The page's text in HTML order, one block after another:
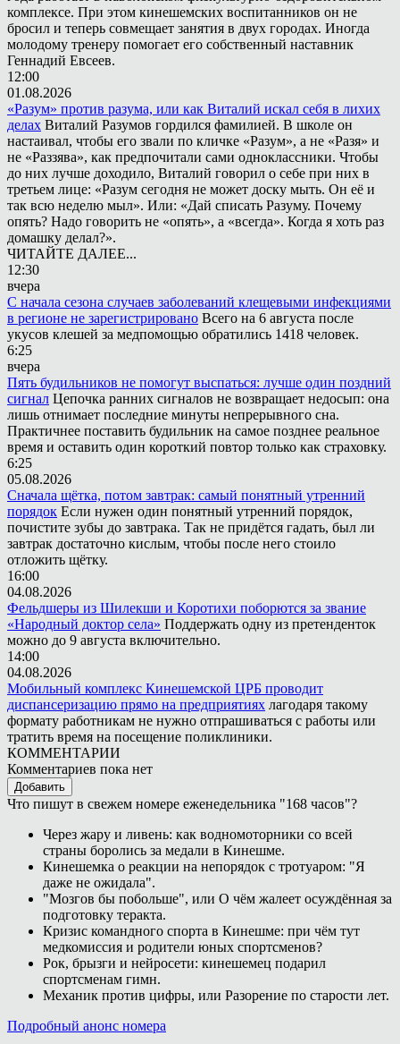
комплексе. При этом кинешемских воспитанников он не
бросил и теперь совмещает занятия в двух городах. Иногда
молодому тренеру помогает его собственный наставник
Геннадий Евсеев.
12:00
01.08.2026
«Разум» против разума, или как Виталий искал себя в лихих
делах Виталий Разумов гордился фамилией. В школе он
настаивал, чтобы его звали по кличке «Разум», а не «Разя» и
не «Раззява», как предпочитали сами одноклассники. Чтобы
до них лучше доходило, Виталий говорил о себе при них в
третьем лице: «Разум сегодня не может доску мыть. Он её и
так всю неделю мыл». Или: «Дай списать Разуму. Почему
опять? Надо говорить не «опять», а «всегда». Когда я хоть раз
домашку делал?».
ЧИТАЙТЕ ДАЛЕЕ...
12:30
вчера
С начала сезона случаев заболеваний клещевыми инфекциями
в регионе не зарегистрировано Всего на 6 августа после
укусов клешей за медпомощью обратились 1418 человек.
6:25
вчера
Пять будильников не помогут выспаться: лучше один поздний
сигнал Цепочка ранних сигналов не возвращает недосып: она
лишь отнимает последние минуты непрерывного сна.
Практичнее поставить будильник на самое позднее реальное
время и оставить один короткий повтор только как страховку.
6:25
05.08.2026
Сначала щётка, потом завтрак: самый понятный утренний
порядок Если нужен один понятный утренний порядок,
почистите зубы до завтрака. Так не придётся гадать, был ли
завтрак достаточно кислым, чтобы после него стоило
отложить щётку.
16:00
04.08.2026
Фельдшеры из Шилекши и Коротихи поборются за звание
«Народный доктор села» Поддержать одну из претенденток
можно до 9 августа включительно.
14:00
04.08.2026
Мобильный комплекс Кинешемской ЦРБ проводит
диспансеризацию прямо на предприятиях лагодаря такому
формату работникам не нужно отпрашиваться с работы или
тратить время на посещение поликлиники.
КОММЕНТАРИИ
Комментариев пока нет
Добавить
Что пишут в свежем номере еженедельника "168 часов"?
Через жару и ливень: как водномоторники со всей
страны боролись за медали в Кинешме.
Кинешемка о реакции на непорядок с тротуаром: "Я
даже не ожидала".
"Мозгов бы побольше", или О чём жалеет осуждённая за
подготовку теракта.
Кризис командного спорта в Кинешме: при чём тут
медкомиссия и родители юных спортсменов?
Рок, брызги и нейросети: кинешемец подарил
спортсменам гимн.
Механик против цифры, или Разорение по старости лет.
Подробный анонс номера